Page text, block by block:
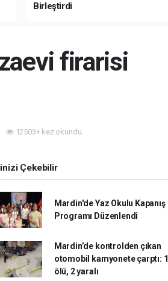
Birleştirdi
firarisi
12503+ kez okundu.
Çekebilir
Mardin'de Yaz Okulu Kapanış
Programı Düzenlendi
Mardin’de kontrolden çıkan
otomobil kamyonete çarptı: 1
ölü, 2 yaralı